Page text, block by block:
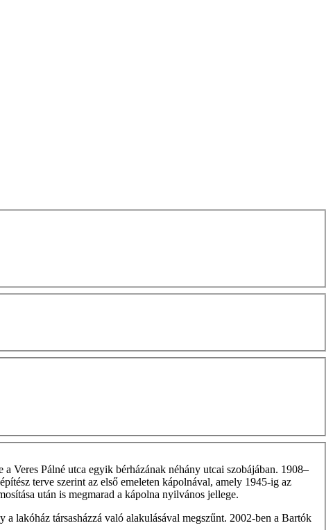
Veres Pálné utca egyik bérházának néhány utcai szobájában. 1908–
terve szerint az első emeleten kápolnával, amely 1945-ig az
után is megmarad a kápolna nyilvános jellege.
lakóház társasházzá való alakulásával megszűnt. 2002-ben a Bartók